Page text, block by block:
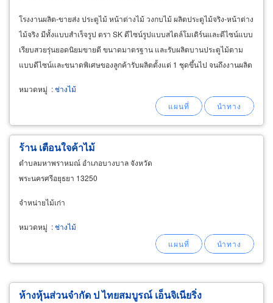
โรงงานผลิต-ขายส่ง ประตูไม้ หน้าต่างไม้ วงกบไม้ ผลิตประตูไม้จริง-หน้าต่าง
ไม้จริง มีทั้งแบบสำเร็จรูป ตรา SK ดีไซน์รูปแบบสไตล์โมเดิร์นและดีไซน์แบบ
เรียบสวยรุ่นยอดนิยมขายดี ขนาดมาตรฐาน และรับผลิตบานประตูไม้ตาม
แบบดีไซน์และขนาดพิเศษของลูกค้ารับผลิตตั้งแต่ 1 ชุดขึ้นไป จนถึงงานผลิต
หมวดหมู่ :ช่างไม้
ร้าน เตือนใจค้าไม้
ตำบลมหาพราหมณ์ อำเภอบางบาล จังหวัด
พระนครศรีอยุธยา 13250
จำหน่ายไม้เก่า
หมวดหมู่ :ช่างไม้
ห้างหุ้นส่วนจำกัด ป ไทยสมบูรณ์ เอ็นจิเนียริ่ง